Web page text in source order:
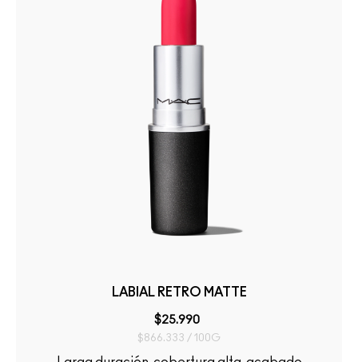
LABIAL RETRO MATTE
$25.990
$866.333 / 100G